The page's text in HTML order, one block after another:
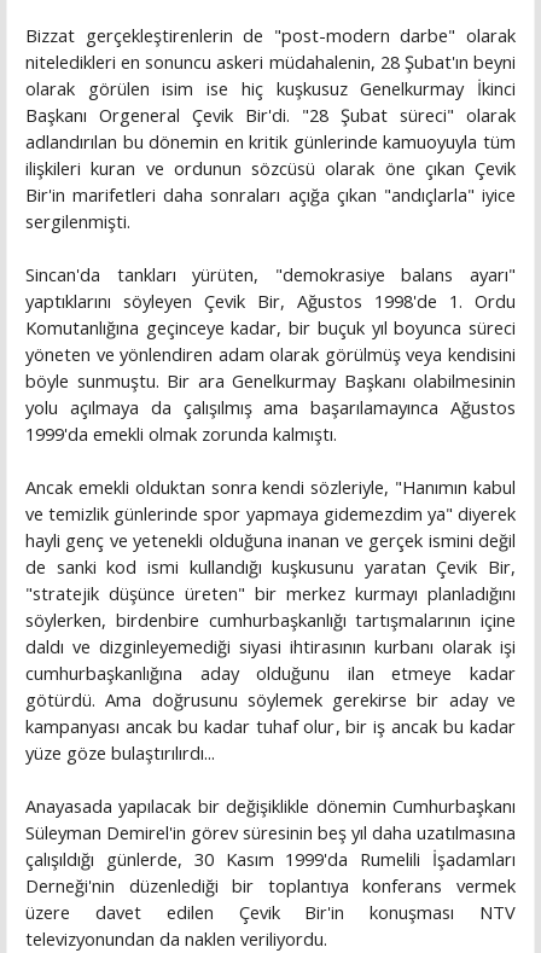
Bizzat gerçekleştirenlerin de "post-modern darbe" olarak
niteledikleri en sonuncu askeri müdahalenin, 28 Şubat'ın beyni
olarak görülen isim ise hiç kuşkusuz Genelkurmay İkinci
Başkanı Orgeneral Çevik Bir'di. "28 Şubat süreci" olarak
adlandırılan bu dönemin en kritik günlerinde kamuoyuyla tüm
ilişkileri kuran ve ordunun sözcüsü olarak öne çıkan Çevik
Bir'in marifetleri daha sonraları açığa çıkan "andıçlarla" iyice
sergilenmişti.
Sincan'da tankları yürüten, "demokrasiye balans ayarı"
yaptıklarını söyleyen Çevik Bir, Ağustos 1998'de 1. Ordu
Komutanlığına geçinceye kadar, bir buçuk yıl boyunca süreci
yöneten ve yönlendiren adam olarak görülmüş veya kendisini
böyle sunmuştu. Bir ara Genelkurmay Başkanı olabilmesinin
yolu açılmaya da çalışılmış ama başarılamayınca Ağustos
1999'da emekli olmak zorunda kalmıştı.
Ancak emekli olduktan sonra kendi sözleriyle, "Hanımın kabul
ve temizlik günlerinde spor yapmaya gidemezdim ya" diyerek
hayli genç ve yetenekli olduğuna inanan ve gerçek ismini değil
de sanki kod ismi kullandığı kuşkusunu yaratan Çevik Bir,
"stratejik düşünce üreten" bir merkez kurmayı planladığını
söylerken, birdenbire cumhurbaşkanlığı tartışmalarının içine
daldı ve dizginleyemediği siyasi ihtirasının kurbanı olarak işi
cumhurbaşkanlığına aday olduğunu ilan etmeye kadar
götürdü. Ama doğrusunu söylemek gerekirse bir aday ve
kampanyası ancak bu kadar tuhaf olur, bir iş ancak bu kadar
yüze göze bulaştırılırdı...
Anayasada yapılacak bir değişiklikle dönemin Cumhurbaşkanı
Süleyman Demirel'in görev süresinin beş yıl daha uzatılmasına
çalışıldığı günlerde, 30 Kasım 1999'da Rumelili İşadamları
Derneği'nin düzenlediği bir toplantıya konferans vermek
üzere davet edilen Çevik Bir'in konuşması NTV
televizyonundan da naklen veriliyordu.